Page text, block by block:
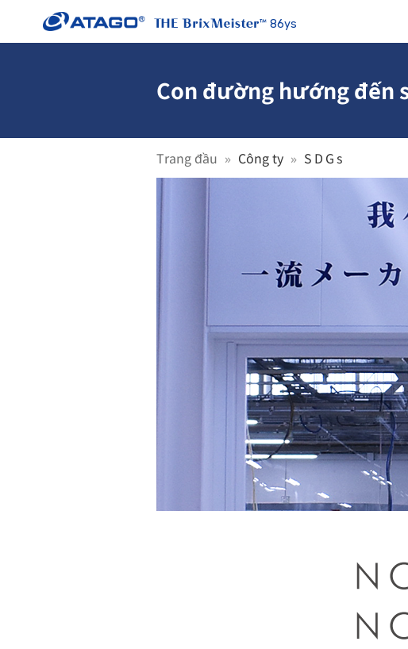
86ys
Con đường hướng đến
Trang đầu Công ty SDGs